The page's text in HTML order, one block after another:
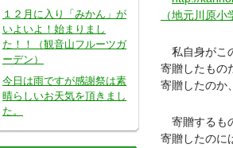
（地元川原小
私自身がこ
寄贈したもの
寄贈したのか
寄贈するも
寄贈したのに
１２月に入り「みかん」が
いよいよ！始まりまし
た！！（観音山フルーツガ
ーデン）
今日は雨ですが感謝祭は素
晴らしいお天気を頂きまし
た。